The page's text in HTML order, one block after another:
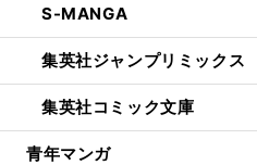
S-MANGA
集英社ジャンプリミックス
集英社コミック文庫
青年マンガ